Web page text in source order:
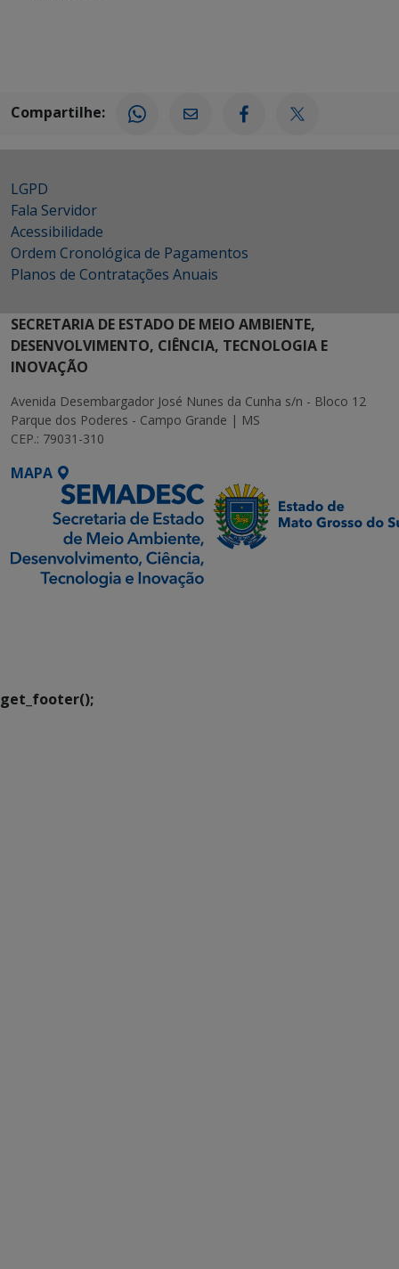
Compartilhe:
LGPD
Fala Servidor
Acessibilidade
Ordem Cronológica de Pagamentos
Planos de Contratações Anuais
SECRETARIA DE ESTADO DE MEIO AMBIENTE,
DESENVOLVIMENTO, CIÊNCIA, TECNOLOGIA E
INOVAÇÃO
Avenida Desembargador José Nunes da Cunha s/n - Bloco 12
Parque dos Poderes - Campo Grande | MS
CEP.: 79031-310
MAPA
get_footer();